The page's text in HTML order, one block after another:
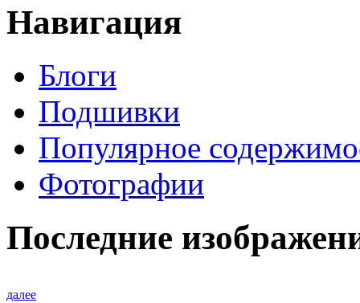
Навигация
Блоги
Подшивки
Популярное
Фотографии
Последние
далее